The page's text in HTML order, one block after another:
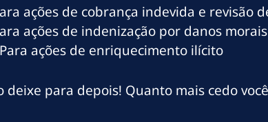
ações de cobrança indevida e revisão
ações de indenização por danos morais
Para ações de enriquecimento ilícito
deixe para depois! Quanto mais cedo